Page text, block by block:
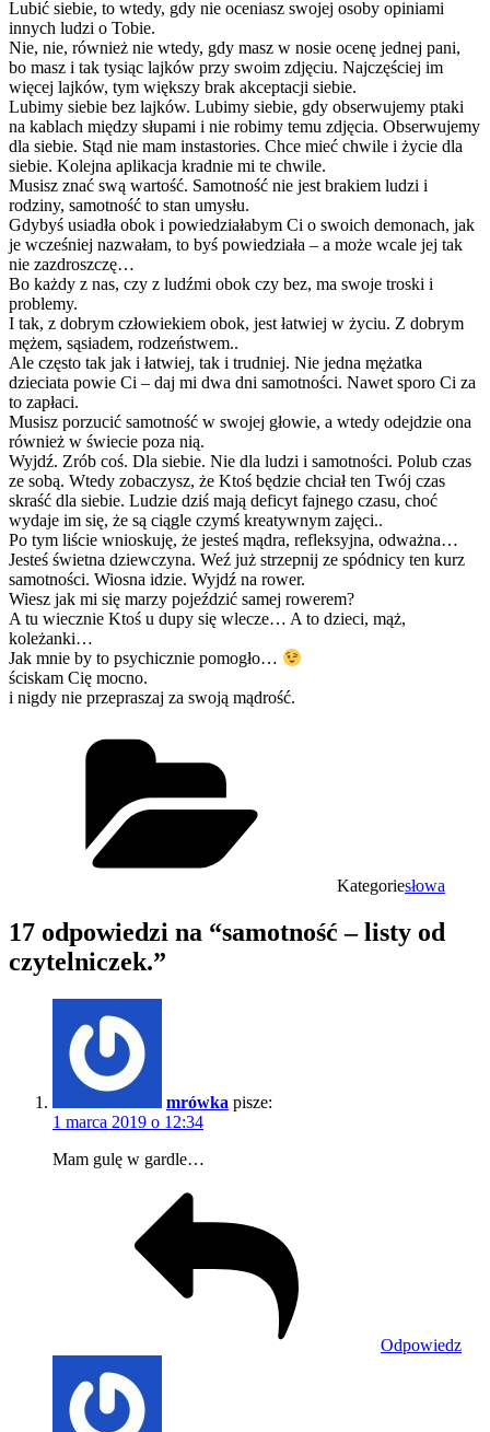
Lubić siebie, to wtedy, gdy nie oceniasz swojej osoby opiniami
innych ludzi o Tobie.
Nie, nie, również nie wtedy, gdy masz w nosie ocenę jednej pani,
bo masz i tak tysiąc lajków przy swoim zdjęciu. Najczęściej im
więcej lajków, tym większy brak akceptacji siebie.
Lubimy siebie bez lajków. Lubimy siebie, gdy obserwujemy ptaki
na kablach między słupami i nie robimy temu zdjęcia. Obserwujemy
dla siebie. Stąd nie mam instastories. Chce mieć chwile i życie dla
siebie. Kolejna aplikacja kradnie mi te chwile.
Musisz znać swą wartość. Samotność nie jest brakiem ludzi i
rodziny, samotność to stan umysłu.
Gdybyś usiadła obok i powiedziałabym Ci o swoich demonach, jak
je wcześniej nazwałam, to byś powiedziała – a może wcale jej tak
nie zazdroszczę…
Bo każdy z nas, czy z ludźmi obok czy bez, ma swoje troski i
problemy.
I tak, z dobrym człowiekiem obok, jest łatwiej w życiu. Z dobrym
mężem, sąsiadem, rodzeństwem..
Ale często tak jak i łatwiej, tak i trudniej. Nie jedna mężatka
dzieciata powie Ci – daj mi dwa dni samotności. Nawet sporo Ci za
to zapłaci.
Musisz porzucić samotność w swojej głowie, a wtedy odejdzie ona
również w świecie poza nią.
Wyjdź. Zrób coś. Dla siebie. Nie dla ludzi i samotności. Polub czas
ze sobą. Wtedy zobaczysz, że Ktoś będzie chciał ten Twój czas
skraść dla siebie. Ludzie dziś mają deficyt fajnego czasu, choć
wydaje im się, że są ciągle czymś kreatywnym zajęci..
Po tym liście wnioskuję, że jesteś mądra, refleksyjna, odważna…
Jesteś świetna dziewczyna. Weź już strzepnij ze spódnicy ten kurz
samotności. Wiosna idzie. Wyjdź na rower.
Wiesz jak mi się marzy pojeździć samej rowerem?
A tu wiecznie Ktoś u dupy się wlecze… A to dzieci, mąż,
koleżanki…
Jak mnie by to psychicznie pomogło…
ściskam Cię mocno.
i nigdy nie przepraszaj za swoją mądrość.
Kategoriesłowa
17 odpowiedzi na “samotność – listy od
czytelniczek.”
mrówka pisze:
1 marca 2019 o 12:34
Mam gulę w gardle…
Odpowiedz